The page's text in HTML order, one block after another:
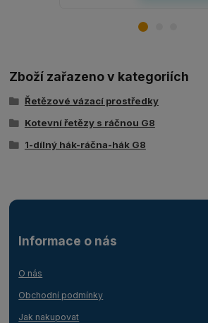
Zboží zařazeno v kategoriích
Řetězové vázací prostředky
Kotevní řetězy s ráčnou G8
1-dílný hák-ráčna-hák G8
Informace o nás
O nás
Obchodní podmínky
Jak nakupovat